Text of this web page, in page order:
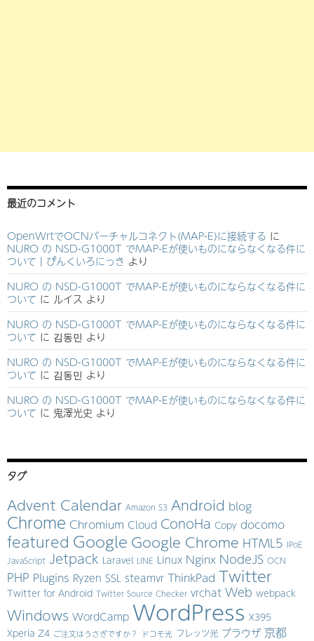
最近のコメント
OpenWrtでOCNバーチャルコネクト(MAP-E)に接続する に
NURO の NSD-G1000T でMAP-Eが使いものにならなくなる件に
ついて | ぴんくいろにっき より
NURO の NSD-G1000T でMAP-Eが使いものにならなくなる件に
ついて に ルイス より
NURO の NSD-G1000T でMAP-Eが使いものにならなくなる件に
ついて に 김동민 より
NURO の NSD-G1000T でMAP-Eが使いものにならなくなる件に
ついて に 김동민 より
NURO の NSD-G1000T でMAP-Eが使いものにならなくなる件に
ついて に 鬼澤光史 より
タグ
Advent Calendar Amazon S3 Android blog
Chrome Chromium Cloud ConoHa Copy docomo
featured Google Google Chrome HTML5 IPoE
JavaScript Jetpack Laravel LINE Linux Nginx NodeJS OCN
PHP Plugins Ryzen SSL steamvr ThinkPad Twitter
Twitter for Android Twitter Source Checker vrchat Web webpack
Windows WordCamp WordPress X395
Xperia Z4 ご注文はうさぎですか？ ドコモ光 フレッツ光 ブラウザ 京都